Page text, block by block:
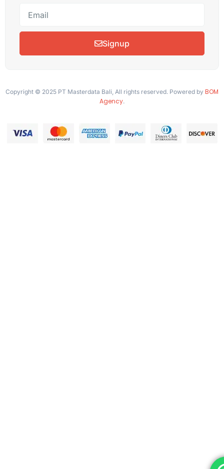
Signup
Copyright © 2025 PT Masterdata Bali, All rights reserved. Powered by BOM
Agency.